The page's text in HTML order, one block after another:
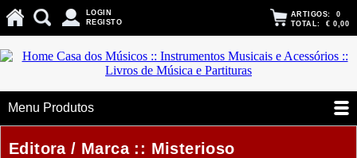
LOGIN
REGISTO
ARTIGOS: 0
TOTAL: € 0,00
Menu Produtos
Editora / Marca :: Misterioso